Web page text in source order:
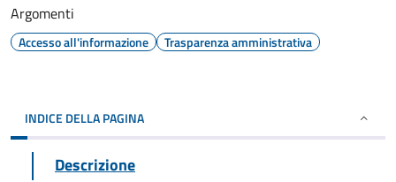
Argomenti
Accesso all'informazione Trasparenza amministrativa
INDICE DELLA PAGINA
Descrizione